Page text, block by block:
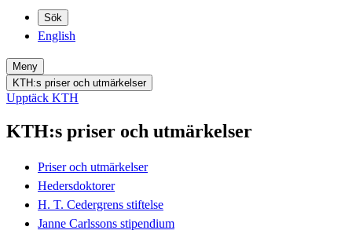
Sök
English
Meny
KTH:s priser och utmärkelser
Upptäck KTH
KTH:s priser och utmärkelser
Priser och utmärkelser
Hedersdoktorer
H. T. Cedergrens stiftelse
Janne Carlssons stipendium